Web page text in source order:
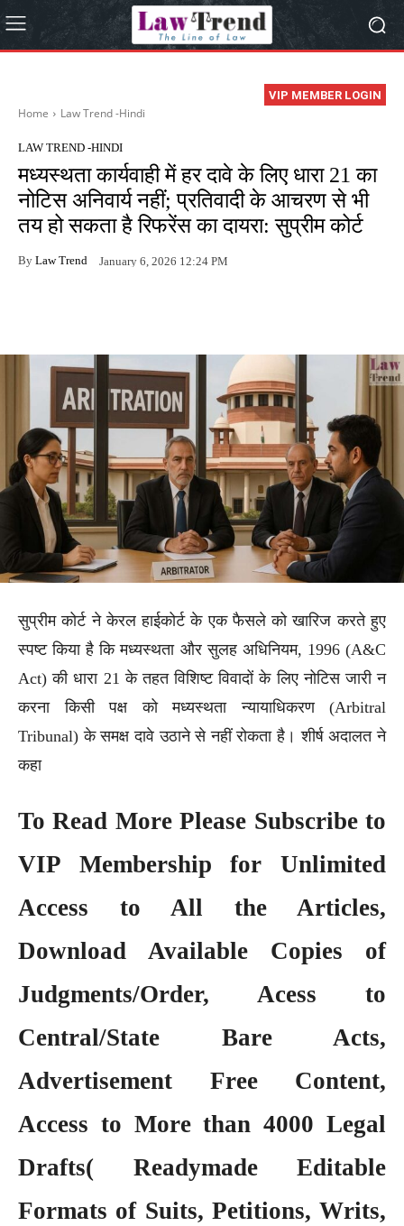
VIP MEMBER LOGIN
Home Law Trend -Hindi
LAW TREND -HINDI
मध्यस्थता कार्यवाही में हर दावे के लिए धारा 21 का
नोटिस अनिवार्य नहीं; प्रतिवादी के आचरण से भी
तय हो सकता है रिफरेंस का दायरा: सुप्रीम कोर्ट
By Law Trend January 6, 2026 12:24 PM
सुप्रीम कोर्ट ने केरल हाईकोर्ट के एक फैसले को खारिज करते हुए
स्पष्ट किया है कि मध्यस्थता और सुलह अधिनियम, 1996 (A&C
Act) की धारा 21 के तहत विशिष्ट विवादों के लिए नोटिस जारी न
करना किसी पक्ष को मध्यस्थता न्यायाधिकरण (Arbitral
Tribunal) के समक्ष दावे उठाने से नहीं रोकता है। शीर्ष अदालत ने
कहा
To Read More Please Subscribe to
VIP Membershipfor Unlimited
Access to All the Articles,
Download Available Copies of
Judgments/Order, Acess to
Central/State Bare Acts,
Advertisement Free Content,
Access to More than 4000 Legal
Drafts( Readymade Editable
Formats of Suits, Petitions, Writs,